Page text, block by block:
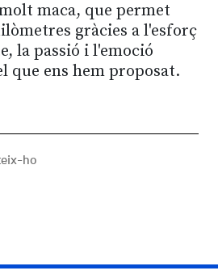
maca, que permet
gràcies a l'esforç
la passió i l'emoció
que ens hem proposat.
ho